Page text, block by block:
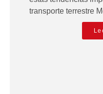
transporte terrestre